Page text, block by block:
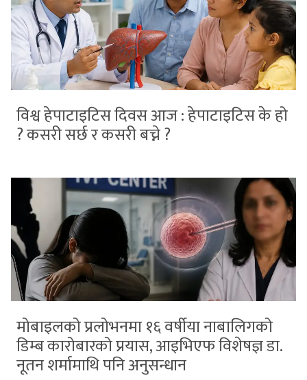
विश्व हेपाटाइटिस दिवस आज : हेपाटाइटिस के हो
? कसरी सर्छ र कसरी बच्ने ?
मोबाइलको प्रलोभनमा १६ वर्षीया नाबालिगको
डिम्ब कारोबारको प्रयास, आइभिएफ विशेषज्ञ डा.
नूतन शर्मामाथि पनि अनुसन्धान